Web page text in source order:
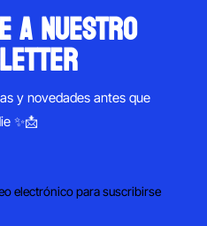
a nuestro
y novedades antes que
✨📩
electrónico para suscribirse